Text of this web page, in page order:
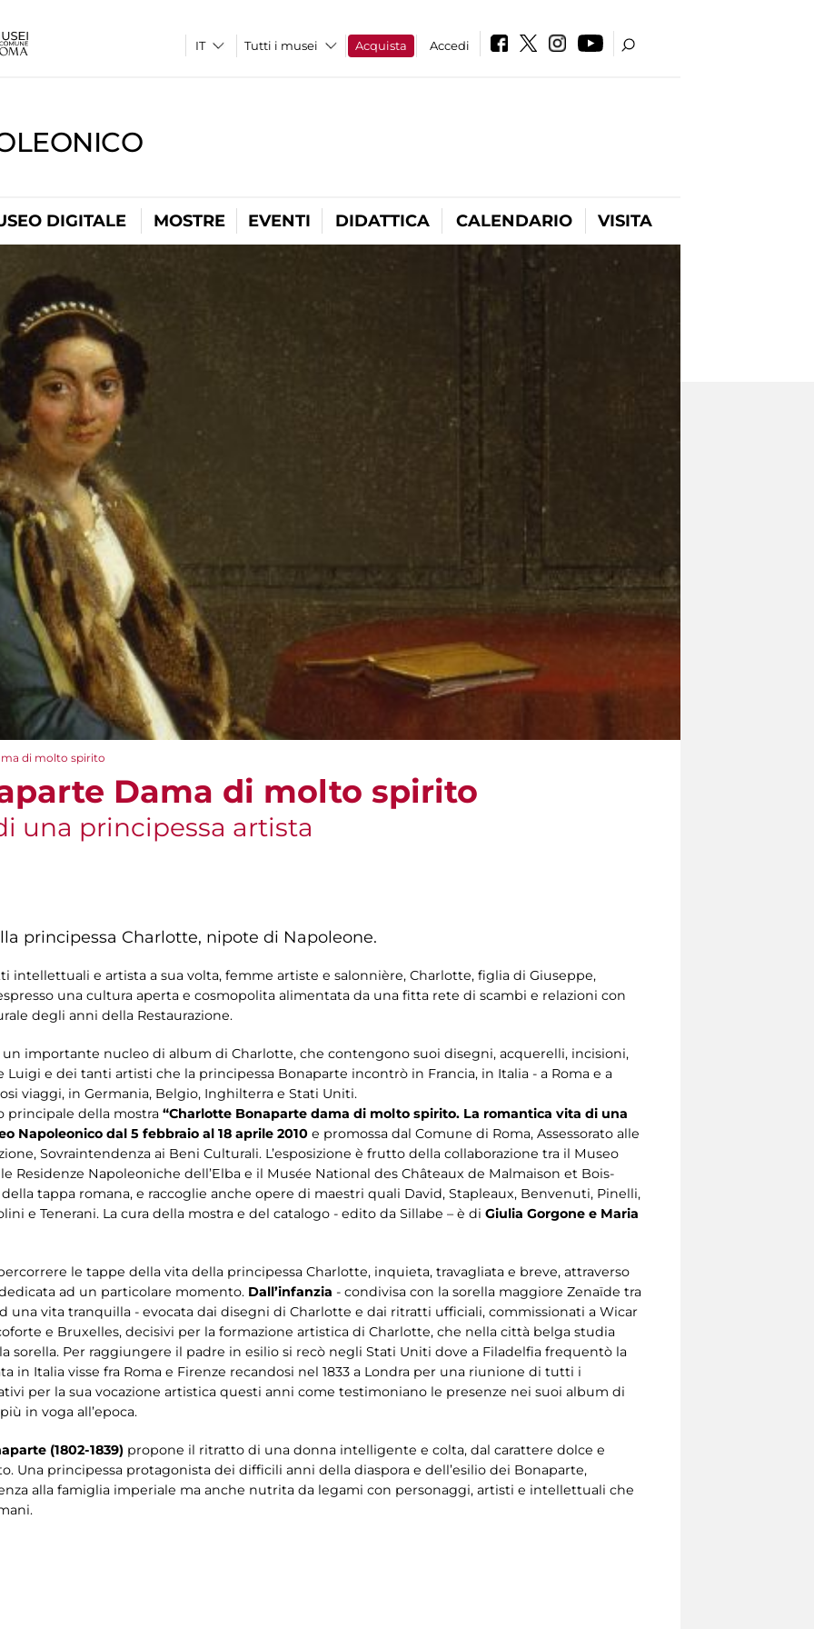
Tutti i musei Acquista Accedi
DIGITALE MOSTRE EVENTI DIDATTICA CALENDARIO VISITA
di molto spirito
Dama di molto spirito
una principessa artista
principessa Charlotte, nipote di Napoleone.
intellettuali e artista a sua volta, femme artiste e salonnière, Charlotte, figlia di Giuseppe,
una cultura aperta e cosmopolita alimentata da una fitta rete di scambi e relazioni con
degli anni della Restaurazione.
importante nucleo di album di Charlotte, che contengono suoi disegni, acquerelli, incisioni,
e dei tanti artisti che la principessa Bonaparte incontrò in Francia, in Italia - a Roma e a
viaggi, in Germania, Belgio, Inghilterra e Stati Uniti.
principale della mostra “Charlotte Bonaparte dama di molto spirito. La romantica vita di una
Napoleonico dal 5 febbraio al 18 aprile 2010 e promossa dal Comune di Roma, Assessorato alle
Sovraintendenza ai Beni Culturali. L’esposizione è frutto della collaborazione tra il Museo
Residenze Napoleoniche dell’Elba e il Musée National des Châteaux de Malmaison et Bois-
tappa romana, e raccoglie anche opere di maestri quali David, Stapleaux, Benvenuti, Pinelli,
e Tenerani. La cura della mostra e del catalogo - edito da Sillabe – è di Giulia Gorgone e Maria
le tappe della vita della principessa Charlotte, inquieta, travagliata e breve, attraverso
ad un particolare momento. Dall’infanzia - condivisa con la sorella maggiore Zenaïde tra
una vita tranquilla - evocata dai disegni di Charlotte e dai ritratti ufficiali, commissionati a Wicar
e Bruxelles, decisivi per la formazione artistica di Charlotte, che nella città belga studia
sorella. Per raggiungere il padre in esilio si recò negli Stati Uniti dove a Filadelfia frequentò la
in Italia visse fra Roma e Firenze recandosi nel 1833 a Londra per una riunione di tutti i
per la sua vocazione artistica questi anni come testimoniano le presenze nei suoi album di
in voga all’epoca.
(1802-1839) propone il ritratto di una donna intelligente e colta, dal carattere dolce e
Una principessa protagonista dei difficili anni della diaspora e dell’esilio dei Bonaparte,
alla famiglia imperiale ma anche nutrita da legami con personaggi, artisti e intellettuali che